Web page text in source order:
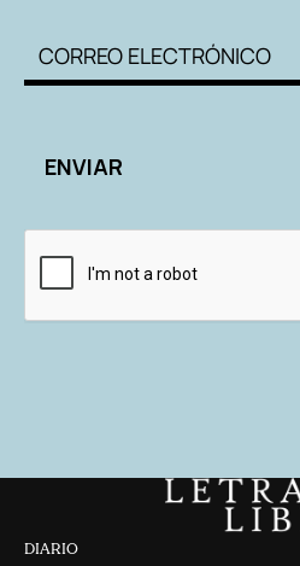
DIARIO